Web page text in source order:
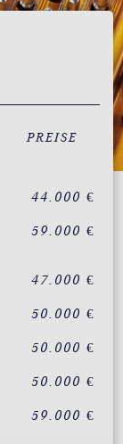
PREISE
44.000 €
59.000 €
47.000 €
50.000 €
50.000 €
50.000 €
59.000 €